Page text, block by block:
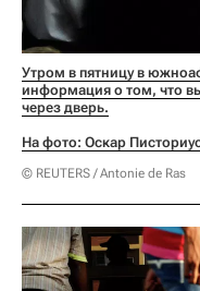
Утром в пятницу в
информация о том, что
через дверь.
На фото: Оскар
© REUTERS / Antonie de Ras